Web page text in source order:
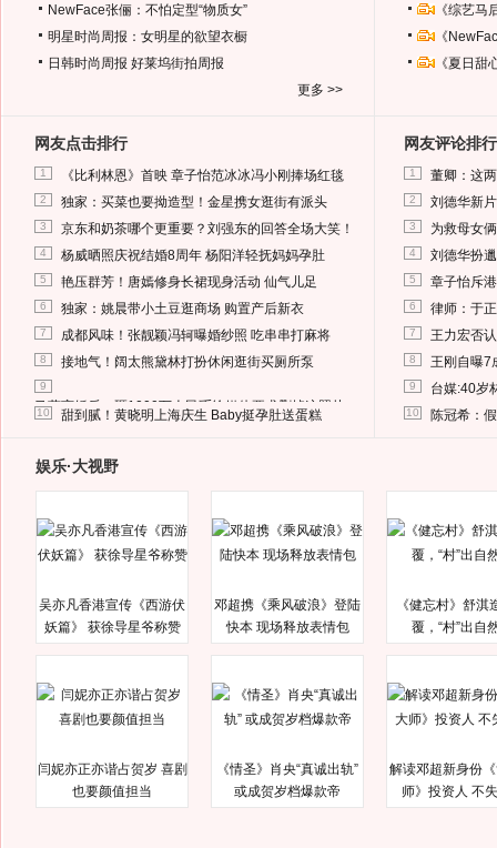
NewFace张俪：不怕定型“物质女”
明星时尚周报：女明星的欲望衣橱
日韩时尚周报 好莱坞街拍周报
更多 >>
《综艺
《
《夏日
网友点击排行
1 《比利林恩》首映 章子怡范冰冰冯小刚捧场红毯
2 独家：买菜也要拗造型！金星携女逛街有派头
3 京东和奶茶哪个更重要？刘强东的回答全场大笑！
4 杨威晒照庆祝结婚8周年 杨阳洋轻抚妈妈孕肚
5 艳压群芳！唐嫣修身长裙现身活动 仙气儿足
6 独家：姚晨带小土豆逛商场 购置产后新衣
7 成都风味！张靓颖冯轲曝婚纱照 吃串串打麻将
8 接地气！阔太熊黛林打扮休闲逛街买厕所泵
9
马蓉离婚后，砸1000万人民币给媒体要求删掉这照片
10 甜到腻！黄晓明上海庆生 Baby挺孕肚送蛋糕
网友评论排行
1 董卿：这
2 刘德华新
3 为救母女
4 刘德华扮
5 章子怡斥
6 律师：于
7 王力宏否
8 王刚自曝7
9 台媒:40岁
10 陈冠希：
娱乐·大视野
吴亦凡香港宣传《西游伏
妖篇》 获徐导星爷称赞
邓超携《乘风破浪》登陆
快本 现场释放表情包
《健忘村》舒淇
覆，“村”出自
闫妮亦正亦谐占贺岁 喜剧
也要颜值担当
《情圣》肖央“真诚出轨”
或成贺岁档爆款帝
解读邓超新身份
师》投资人 不